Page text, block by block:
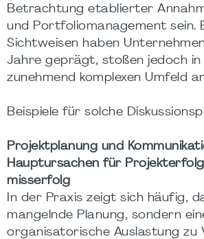
Betrachtung etablierter
und Portfoliomanagement sein.
Sichtweisen haben
Jahre geprägt, stoßen jedoch in
zunehmend komplexen Umfeld
Beispiele für solche
Projektplanung und
Hauptursachen für
misserfolg
In der Praxis zeigt sich häufig,
mangelnde Planung, sondern
organisatorische Auslastung zu